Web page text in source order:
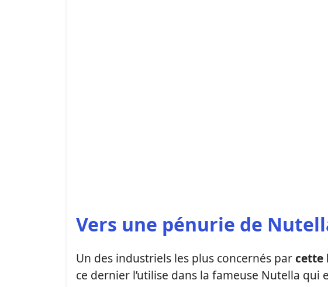
Vers une pénurie de
Un des industriels les plus concernés parcette
ce dernier l’utilise dans la fameuse Nutella